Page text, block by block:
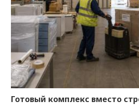
Готовый комплекс вместо